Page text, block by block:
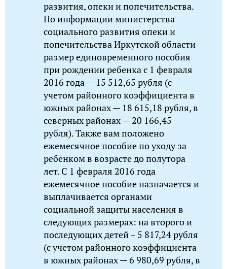
развития, опеки и попечительства.
По информации министерства
социального развития опеки и
попечительства Иркутской области
размер единовременного пособия
при рождении ребенка с 1 февраля
2016 года — 15 512,65 рубля (с
учетом районного коэффициента в
южных районах — 18 615,18 рубля, в
северных районах — 20 166,45
рубля). Также вам положено
ежемесячное пособие по уходу за
ребенком в возрасте до полутора
лет. С 1 февраля 2016 года
ежемесячное пособие назначается и
выплачивается органами
социальной защиты населения в
следующих размерах: на второго и
последующих детей – 5 817,24 рубля
(с учетом районного коэффициента
в южных районах — 6 980,69 рубля, в